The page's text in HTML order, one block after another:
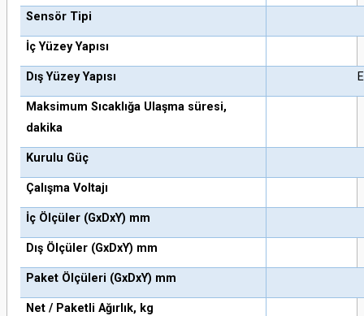
Sensör Tipi
İç Yüzey Yapısı
Dış Yüzey Yapısı
Maksimum Sıcaklığa Ulaşma süresi,
dakika
Kurulu Güç
Çalışma Voltajı
İç Ölçüler (GxDxY) mm
Dış Ölçüler (GxDxY) mm
Paket Ölçüleri (GxDxY) mm
Net / Paketli Ağırlık, kg